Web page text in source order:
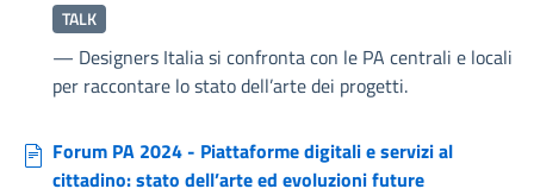
TALK
— Designers Italia si confronta con le PA centrali e locali
per raccontare lo stato dell’arte dei progetti.
Forum PA 2024 - Piattaforme digitali e servizi al
cittadino: stato dell’arte ed evoluzioni future